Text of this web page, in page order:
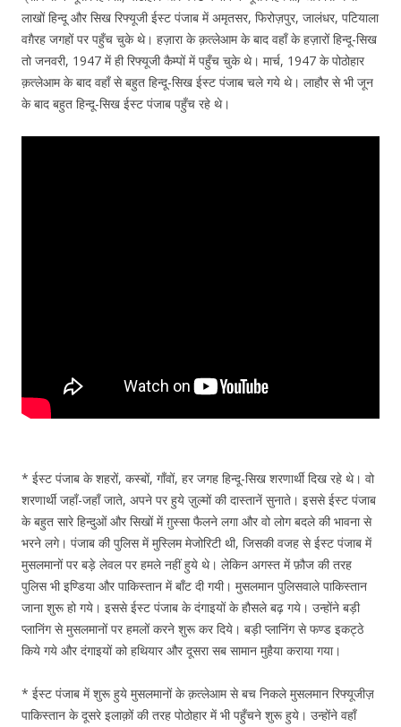
लाखों हिन्दू और सिख रिफ्यूजी ईस्ट पंजाब में अमृतसर, फिरोज़पुर, जालंधर, पटियाला
वग़ैरह जगहों पर पहुँच चुके थे। हज़ारा के क़त्लेआम के बाद वहाँ के हज़ारों हिन्दू-सिख
तो जनवरी, 1947 में ही रिफ्यूजी कैम्पों में पहुँच चुके थे। मार्च, 1947 के पोठोहार
क़त्लेआम के बाद वहाँ से बहुत हिन्दू-सिख ईस्ट पंजाब चले गये थे। लाहौर से भी जून
के बाद बहुत हिन्दू-सिख ईस्ट पंजाब पहुँच रहे थे।
* ईस्ट पंजाब के शहरों, कस्बों, गाँवों, हर जगह हिन्दू-सिख शरणार्थी दिख रहे थे। वो
शरणार्थी जहाँ-जहाँ जाते, अपने पर हुये ज़ुल्मों की दास्तानें सुनाते। इससे ईस्ट पंजाब
के बहुत सारे हिन्दुओं और सिखों में ग़ुस्सा फैलने लगा और वो लोग बदले की भावना से
भरने लगे। पंजाब की पुलिस में मुस्लिम मेजोरिटी थी, जिसकी वजह से ईस्ट पंजाब में
मुसलमानों पर बड़े लेवल पर हमले नहीं हुये थे। लेकिन अगस्त में फ़ौज की तरह
पुलिस भी इण्डिया और पाकिस्तान में बाँट दी गयी। मुसलमान पुलिसवाले पाकिस्तान
जाना शुरू हो गये। इससे ईस्ट पंजाब के दंगाइयों के हौसले बढ़ गये। उन्होंने बड़ी
प्लानिंग से मुसलमानों पर हमलों करने शुरू कर दिये। बड़ी प्लानिंग से फण्ड इकट्ठे
किये गये और दंगाइयों को हथियार और दूसरा सब सामान मुहैया कराया गया।
* ईस्ट पंजाब में शुरू हुये मुसलमानों के क़त्लेआम से बच निकले मुसलमान रिफ्यूजीज़
पाकिस्तान के दूसरे इलाक़ों की तरह पोठोहार में भी पहुँचने शुरू हुये। उन्होंने वहाँ